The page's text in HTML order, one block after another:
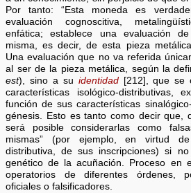
Por tanto: “Esta moneda es
evaluación cognoscitiva,
enfática; establece una evaluación
misma, es decir, de esta pieza
Una evaluación que no va referida
al ser de la pieza metálica, según la
est), sino a su identidad[212], que se
características isológico-
función de sus características
génesis. Esto es tanto como decir que,
será posible considerarlas como
mismas” (por ejemplo, en virtud
distributiva, de sus inscripciones) si
genético de la acuñación. Proceso en
operatorios de diferentes órdenes,
oficiales o falsificadores.